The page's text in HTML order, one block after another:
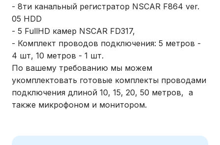
- 8ти канальный регистратор NSCAR F864 ver.
05 HDD
- 5 FullHD камер NSCAR FD317,
- Комплект проводов подключения: 5 метров -
4 шт, 10 метров - 1 шт.
По вашему требованию мы можем
укомплектовать готовые комплекты проводами
подключения длиной 10, 15, 20, 50 метров, а
также микрофоном и монитором.